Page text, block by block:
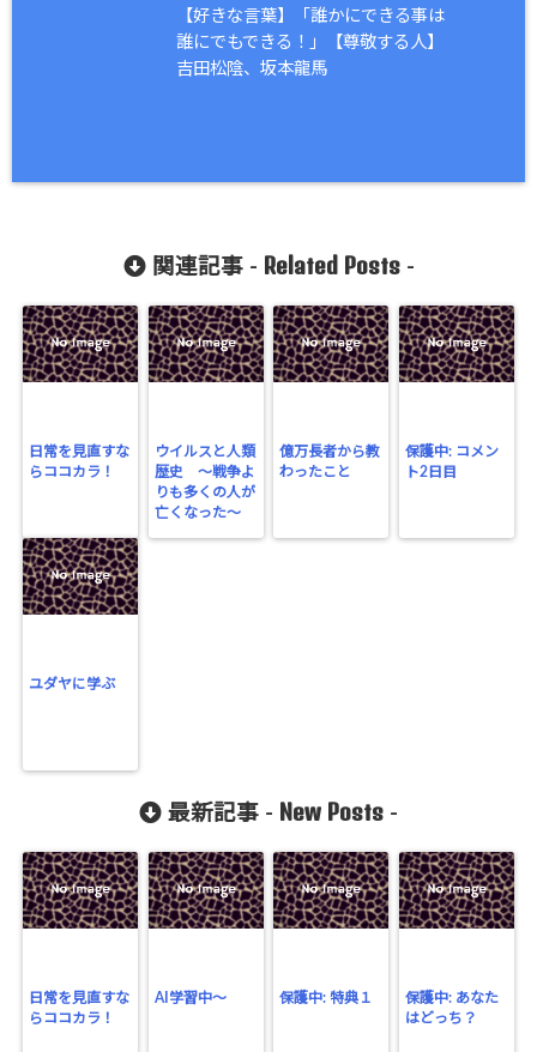
【好きな言葉】「誰かにできる事は
誰にでもできる！」【尊敬する人】
吉田松陰、坂本龍馬
関連記事 - Related Posts-
日常を見直すな
らココカラ！
ウイルスと人類
歴史 〜戦争よ
りも多くの人が
亡くなった〜
億万長者から教
わったこと
保護中: コメン
ト2日目
ユダヤに学ぶ
最新記事 - New Posts -
日常を見直すな
らココカラ！
AI学習中〜 保護中: 特典１
保護中: あなた
はどっち？